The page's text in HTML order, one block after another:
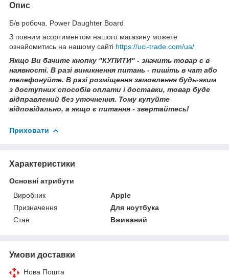
Опис
Б/в робоча. Power Daughter Board
З повним асортиментом нашого магазину можете
ознайомитись на нашому сайті https://uci-trade.com/ua/
Якщо Ви бачите кнопку "КУПИТИ" - значить товар є в
наявності. В разі виникнення питань - пишіть в чат або
телефонуйте. В разі розміщення замовлення будь-яким
з доступних способів оплати і доставки, товар буде
відправлений без уточнення. Тому купуйте
відповідально, а якщо є питання - звертайтесь!
Приховати
Характеристики
Основні атрибути
Виробник
Apple
Призначення
Для ноутбука
Стан
Вживаний
Умови доставки
Нова Пошта